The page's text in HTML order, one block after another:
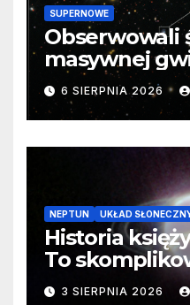
SUPERNOWE
Obserwowali
masywnej
samego
cenne dane
6 SIERPNIA 2026
NEPTUN UKŁAD
Historia
To
3 SIERPNIA 2026